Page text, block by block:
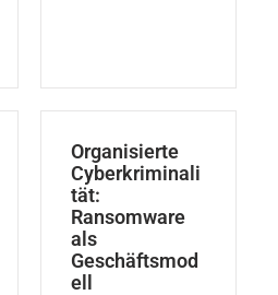
Organisierte
Cyberkriminali
tät:
Ransomware
als
Geschäftsmod
ell